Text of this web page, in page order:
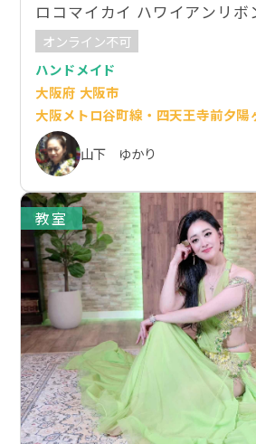
ロコマイカイ ハワイアンリボ
オンライン不可
ハンドメイド
大阪府 大阪市
大阪メトロ谷町線・四天王寺前夕陽
山下 ゆかり
教室